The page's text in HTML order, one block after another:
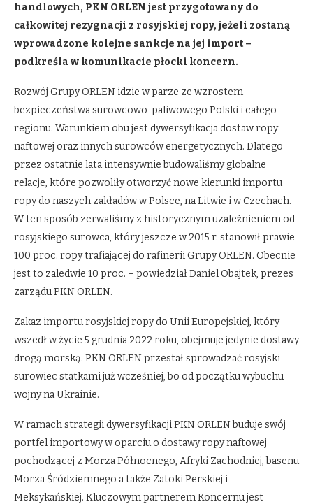
handlowych, PKN ORLEN jest przygotowany do
całkowitej rezygnacji z rosyjskiej ropy, jeżeli zostaną
wprowadzone kolejne sankcje na jej import –
podkreśla w komunikacie płocki koncern.
Rozwój Grupy ORLEN idzie w parze ze wzrostem
bezpieczeństwa surowcowo-paliwowego Polski i całego
regionu. Warunkiem obu jest dywersyfikacja dostaw ropy
naftowej oraz innych surowców energetycznych. Dlatego
przez ostatnie lata intensywnie budowaliśmy globalne
relacje, które pozwoliły otworzyć nowe kierunki importu
ropy do naszych zakładów w Polsce, na Litwie i w Czechach.
W ten sposób zerwaliśmy z historycznym uzależnieniem od
rosyjskiego surowca, który jeszcze w 2015 r. stanowił prawie
100 proc. ropy trafiającej do rafinerii Grupy ORLEN. Obecnie
jest to zaledwie 10 proc. – powiedział Daniel Obajtek, prezes
zarządu PKN ORLEN.
Zakaz importu rosyjskiej ropy do Unii Europejskiej, który
wszedł w życie 5 grudnia 2022 roku, obejmuje jedynie dostawy
drogą morską. PKN ORLEN przestał sprowadzać rosyjski
surowiec statkami już wcześniej, bo od początku wybuchu
wojny na Ukrainie.
W ramach strategii dywersyfikacji PKN ORLEN buduje swój
portfel importowy w oparciu o dostawy ropy naftowej
pochodzącej z Morza Północnego, Afryki Zachodniej, basenu
Morza Śródziemnego a także Zatoki Perskiej i
Meksykańskiej. Kluczowym partnerem Koncernu jest